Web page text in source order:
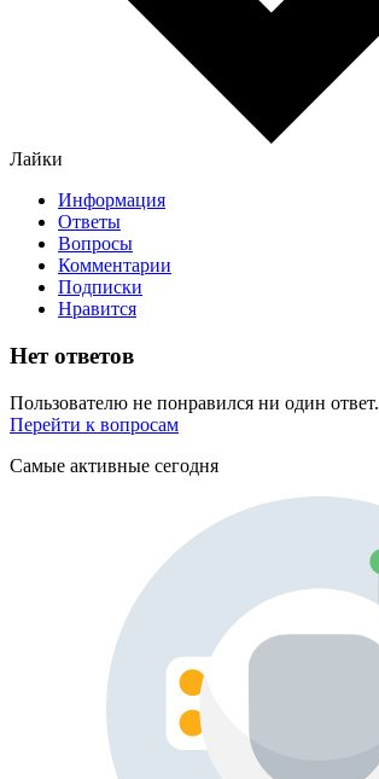
Лайки
Информация
Ответы
Вопросы
Комментарии
Подписки
Нравится
Нет ответов
Пользователю не понравился ни один ответ.
Перейти к вопросам
Самые активные сегодня